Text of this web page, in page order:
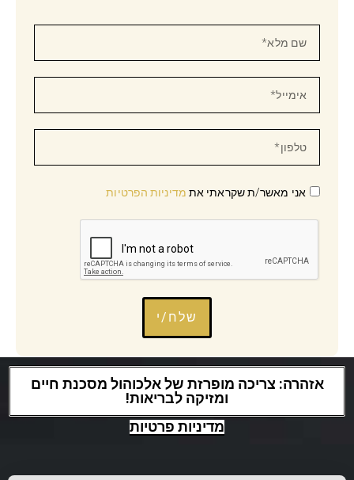
אני מאשר/ת שקראתי את מדיניות הפרטיות
שלח/י
אזהרה: צריכה מופרזת של אלכוהול מסכנת חיים
ומזיקה לבריאות!
מדיניות פרטיות